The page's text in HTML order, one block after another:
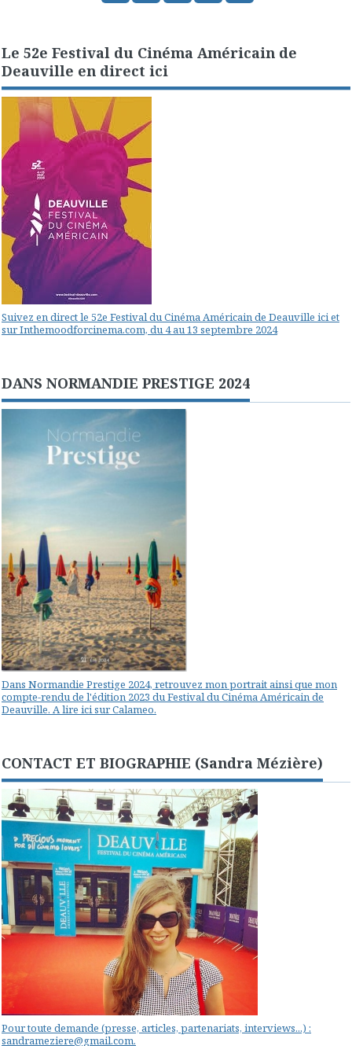
Le 52e Festival du Cinéma Américain de
Deauville en direct ici
Suivez en direct le 52e Festival du Cinéma Américain de Deauville ici et
sur Inthemoodforcinema.com, du 4 au 13 septembre 2024
DANS NORMANDIE PRESTIGE 2024
Dans Normandie Prestige 2024, retrouvez mon portrait ainsi que mon
compte-rendu de l'édition 2023 du Festival du Cinéma Américain de
Deauville. A lire ici sur Calameo.
CONTACT ET BIOGRAPHIE (Sandra Mézière)
Pour toute demande (presse, articles, partenariats, interviews...) :
sandrameziere@gmail.com.